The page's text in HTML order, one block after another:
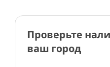
Проверьте
ваш город